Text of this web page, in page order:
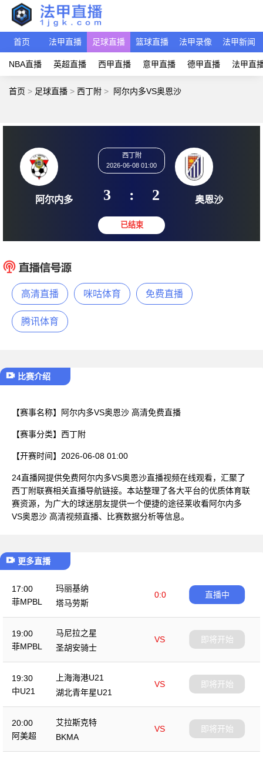
首页 法甲直播 足球直播 篮球直播 法甲录像 法甲新闻
NBA直播 英超直播 西甲直播 意甲直播 德甲直播 法甲直
首页 > 足球直播 > 西丁附 > 阿尔内多VS奥恩沙
阿尔内多
西丁附
2026-06-08 01:00
3 : 2 奥
高清直播 咪咕体育 免费直播
腾讯体育
比赛介绍
【赛事名称】 阿尔内多VS奥恩沙 高清免费直播
【赛事分类】 西丁附
【开赛时间】 2026-06-08 01:00
24直播网提供免费阿尔内多VS奥恩沙直播视频在线观看，汇聚了
西丁附联赛相关直播导航链接。本站整理了各大平台的优质体育联
赛资源，为广大的球迷朋友提供一个便捷的途径莱收看阿尔内多
VS奥恩沙 高清视频直播、比赛数据分析等信息。
更多直播
17:00
菲MPBL
玛丽基纳
0:0
塔马劳斯
直播中
19:00
菲MPBL
马尼拉之星
VS
圣胡安骑士
即将开始
19:30
中U21
上海海港U21
VS
湖北青年星U21
即将开始
20:00
阿美超
艾拉斯克特
VS
BKMA
即将开始